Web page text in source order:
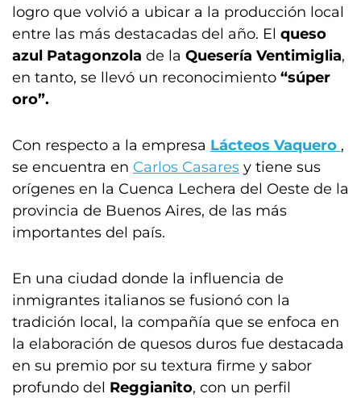
logro que volvió a ubicar a la producción local
entre las más destacadas del año. El queso
azul Patagonzola de la Quesería Ventimiglia,
en tanto, se llevó un reconocimiento “súper
oro”.
Con respecto a la empresa Lácteos Vaquero ,
se encuentra en Carlos Casares y tiene sus
orígenes en la Cuenca Lechera del Oeste de la
provincia de Buenos Aires, de las más
importantes del país.
En una ciudad donde la influencia de
inmigrantes italianos se fusionó con la
tradición local, la compañía que se enfoca en
la elaboración de quesos duros fue destacada
en su premio por su textura firme y sabor
profundo del Reggianito, con un perfil